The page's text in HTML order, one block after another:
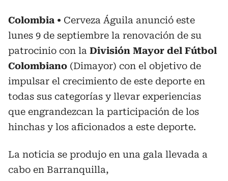
Colombia
Cerveza Águila anunció este
lunes 9 de septiembre la renovación de su
patrocinio con la División Mayor del Fútbol
Colombiano (Dimayor) con el objetivo de
impulsar el crecimiento de este deporte en
todas sus categorías y llevar experiencias
que engrandezcan la participación de los
hinchas y los aficionados a este deporte.
La noticia se produjo en una gala llevada a
cabo en Barranquilla,